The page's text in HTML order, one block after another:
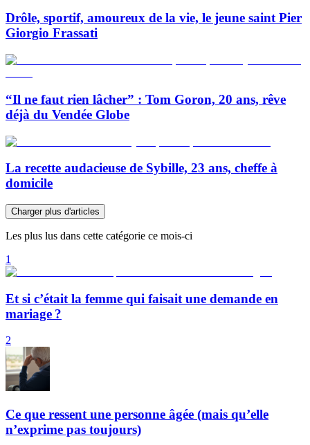
Drôle, sportif, amoureux de la vie, le jeune saint Pier
Giorgio Frassati
“Il ne faut rien lâcher” : Tom Goron, 20 ans, rêve
déjà du Vendée Globe
La recette audacieuse de Sybille, 23 ans, cheffe à
domicile
Charger plus d'articles
Les plus lus dans cette catégorie ce mois-ci
1
Et si c’était la femme qui faisait une demande en
mariage ?
2
Ce que ressent une personne âgée (mais qu’elle
n’exprime pas toujours)